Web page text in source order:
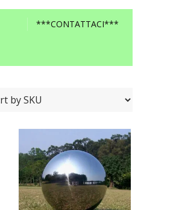
***CONTATTACI***